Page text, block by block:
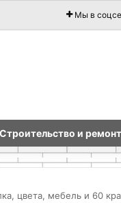
Мы в
Строительство и ремонт
цвета, мебель и 60